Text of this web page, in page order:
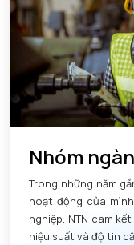
Nhóm
Trong những năm
hoạt động của mình
nghiệp. NTN cam
hiệu suất và độ tin